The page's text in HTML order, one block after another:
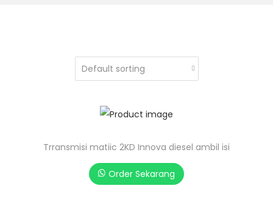
Trransmisi matiic 2KD Innova diesel ambil isi
Order Sekarang